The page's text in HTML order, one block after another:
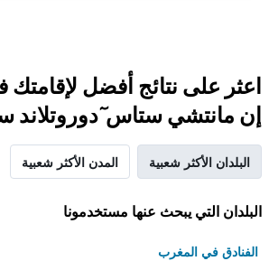
اعثر على نتائج أفضل لإقامتك
إن مانتشي ستاس ٓدوروتلاند
البلدان الأكثر شعبية المدن الأكثر شعبية
البلدان التي يبحث عنها مستخدمونا
الفنادق في المغرب